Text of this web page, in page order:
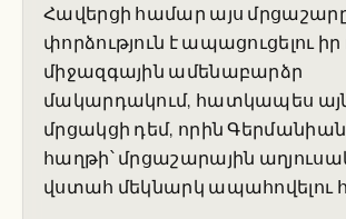
Հավերցի համար այս
փորձություն է ապացուցելու
միջազգային ամենաբարձր
մակարդակում, հատկապես
մրցակցի դեմ, որին
հաղթի՝ մրցաշարային
վստահ մեկնարկ ապահովելու